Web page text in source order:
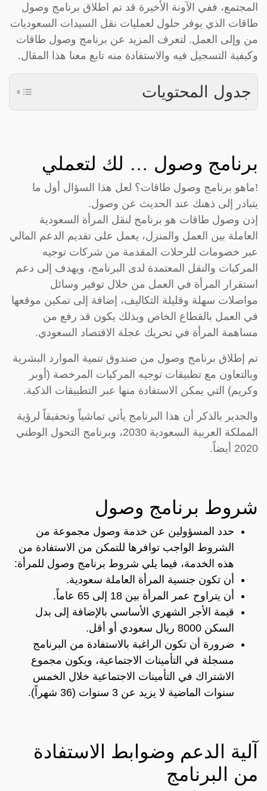
المجتمع، ففي الآونة الأخيرة قد تم اطلاق برنامج وصول
طاقات الذي يوفر حلول لعمليات نقل السيدات السعوديات
من وإلى العمل. لتعرف المزيد عن برنامج وصول طاقات
وكيفية التسجيل فيه والاستفادة منه تابع معنا هذا المقال.
جدول المحتويات
برنامج وصول … لك لتعملي
!ماهو برنامج وصول طاقات؟ لعل هذا السؤال أول ما
يتبادر إلى ذهنك عند الحديث عن وصول.
إذن وصول طاقات هو برنامج لنقل المرأة السعودية
العاملة بين العمل والمنزل، يعمل على تقديم الدعم المالي
عبر خصومات للرحلات المقدمة من شركات توجيه
المركبات والنقل المعتمدة لدى البرنامج، ويهدف إلى دعم
استقرار المرأة في العمل من خلال توفير وسائل
مواصلات سهلة وقليلة التكاليف، إضافة إلى تمكين موقعها
في العمل بالقطاع الخاص وبذلك يكون قد رفع من
مساهمة المرأة في تحريك عجلة الاقتصاد السعودي.
تم إطلاق برنامج وصول من صندوق تنمية الموارد البشرية
وبالتعاون مع تطبيقات توجيه المركبات المرخصة (أوبر
وكريم) التي يمكن الاستفادة منها عبر التطبيقات الذكية.
والجدير بالذكر أن هذا البرنامج يأتي تماشياً وتحقيقاً لرؤية
المملكة العربية السعودية 2030، وبرنامج التحول الوطني
2020 أيضاً.
شروط برنامج وصول
حدد المسؤولين عن خدمة وصول مجموعة من
الشروط الواجب توافرها للتمكن من الاستفادة من
هذه الخدمة، فيما يلي شروط برنامج وصول للمرأة:
أن تكون جنسية المرأة العاملة سعودية.
أن يتراوح عمر المرأة بين 18 إلى 65 عاماً.
قيمة الأجر الشهري الأساسي بالإضافة إلى بدل
السكن 8000 ريال سعودي أو أقل.
ضرورة أن تكون الراغبة بالاستفادة من البرنامج
مسجلة في التأمينات الاجتماعية، ويكون مجموع
الاشتراك في التأمينات الاجتماعية خلال الخمس
سنوات الماضية لا يزيد عن 3 سنوات (36 شهراً).
آلية الدعم وضوابط الاستفادة
من البرنامج